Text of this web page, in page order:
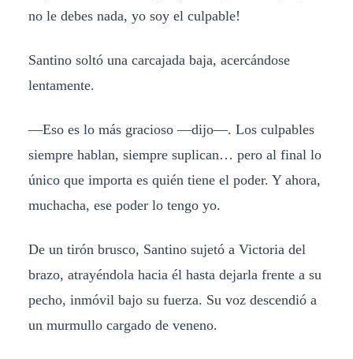
no le debes nada, yo soy el culpable!
Santino soltó una carcajada baja, acercándose
lentamente.
—Eso es lo más gracioso —dijo—. Los culpables
siempre hablan, siempre suplican… pero al final lo
único que importa es quién tiene el poder. Y ahora,
muchacha, ese poder lo tengo yo.
De un tirón brusco, Santino sujetó a Victoria del
brazo, atrayéndola hacia él hasta dejarla frente a su
pecho, inmóvil bajo su fuerza. Su voz descendió a
un murmullo cargado de veneno.